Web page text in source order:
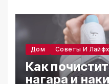
Дом Советы И
Как
нагара и